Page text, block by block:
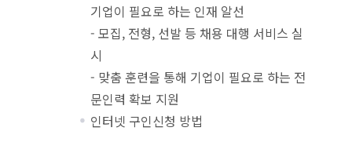
기업이 필요로 하는 인재 알선
- 모집, 전형, 선발 등 채용 대행 서비스 실
시
- 맞춤 훈련을 통해 기업이 필요로 하는 전
문인력 확보 지원
인터넷 구인신청 방법